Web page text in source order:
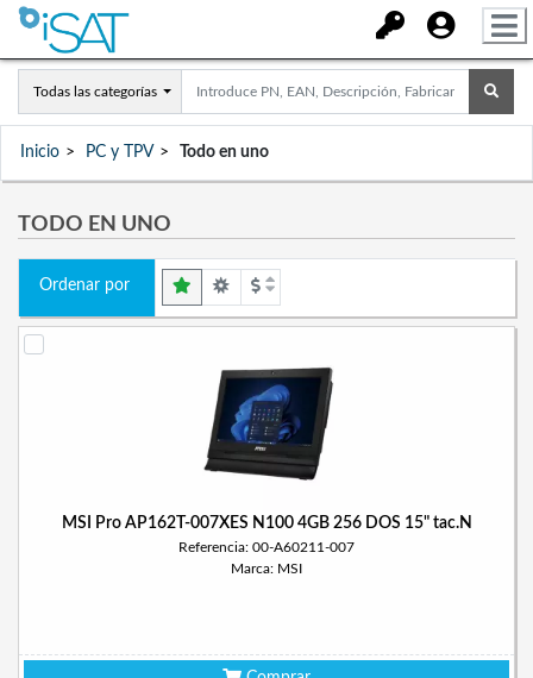
Todas las categorías
Inicio PC y TPV Todo en uno
TODO EN UNO
Ordenar por
MSI Pro AP162T-007XES N100 4GB 256 DOS 15" tac.N
Referencia: 00-A60211-007
Marca: MSI